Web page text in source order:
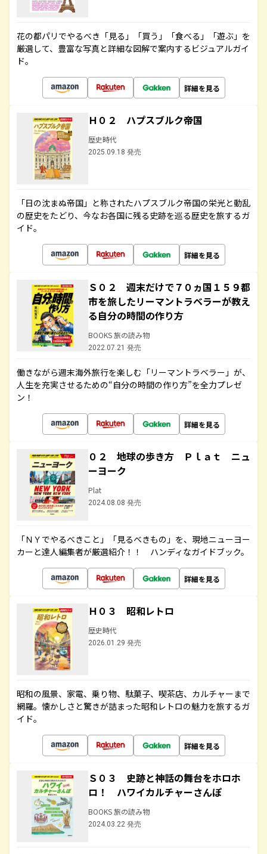
花の都パリでやるべき「見る」「買う」「食べる」「遊ぶ」を
厳選して、豊富な写真と詳細な図解で案内するビジュアルガイ
ド。
詳細を見る
Ｈ０２ ハプスブルク帝国
歴史時代
2025.09.18 発売
「日の沈まぬ帝国」と称されたハプスブルク帝国の栄光と動乱
の歴史をたどり、今なお各国に残る史跡を巡る歴史を旅するガ
イド。
詳細を見る
Ｓ０２ 週末だけで７０ヵ国１５９都
市を旅したリーマントラベラーが教え
る自分の時間の作り方
BOOKS 旅の読み物
2022.07.21 発売
働きながら週末海外旅行を楽しむ「リーマントラベラー」が、
人生を充実させるための“自分の時間の作り方”を全力プレゼ
ン！
詳細を見る
０２ 地球の歩き方 Ｐｌａｔ ニュ
ーヨーク
Plat
2024.08.08 発売
「ＮＹでやるべきこと」「見るべきもの」を、現地ニューヨー
カーと達人編集者が厳選紹介！！ ハンディなガイドブック。
詳細を見る
Ｈ０３ 昭和レトロ
歴史時代
2026.01.29 発売
昭和の風景、家電、乗り物、駄菓子、喫茶店、カルチャーまで
網羅。懐かしさと驚きが詰まった昭和レトロの魅力を旅するガ
イド。
詳細を見る
Ｓ０３ 史跡と神話の舞台をホロホ
ロ！ ハワイカルチャーさんぽ
BOOKS 旅の読み物
2024.03.22 発売